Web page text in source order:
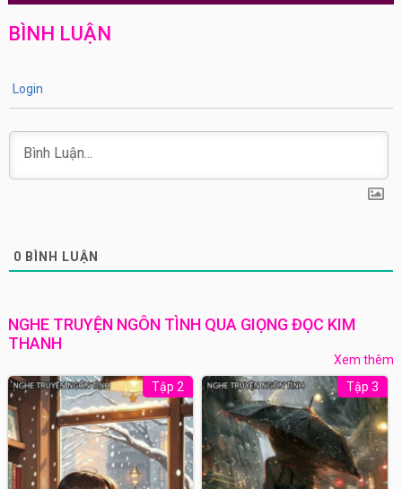
BÌNH LUẬN
Login
0 BÌNH LUẬN
NGHE TRUYỆN NGÔN TÌNH QUA GIỌNG ĐỌC KIM
THANH
Xem thêm
Tập 2 Tập 3